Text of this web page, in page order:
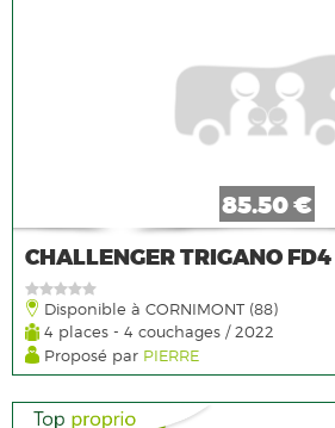
85.50 €
CHALLENGER TRIGANO FD4
Disponible à CORNIMONT (88)
4 places - 4 couchages / 2022
Proposé par PIERRE